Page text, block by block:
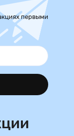
первыми